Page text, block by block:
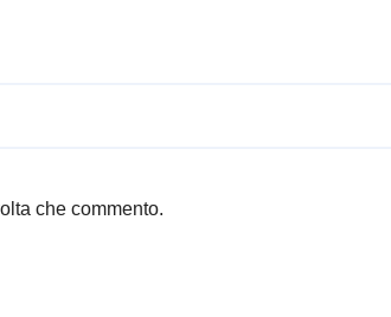
che commento.